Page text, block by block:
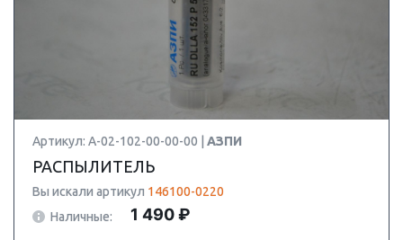
Артикул: А-02-102-00-00-00 | АЗПИ
РАСПЫЛИТЕЛЬ
Вы искали артикул 146100-0220
Наличные:
1 490 ₽